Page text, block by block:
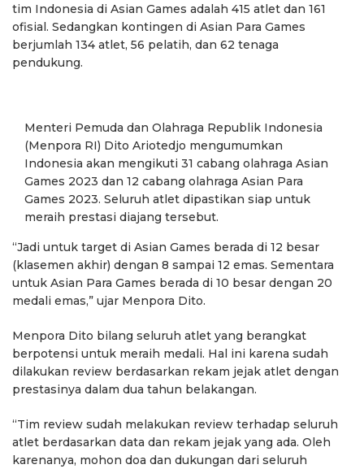
tim Indonesia di Asian Games adalah 415 atlet dan 161
ofisial. Sedangkan kontingen di Asian Para Games
berjumlah 134 atlet, 56 pelatih, dan 62 tenaga
pendukung.
Menteri Pemuda dan Olahraga Republik Indonesia
(Menpora RI) Dito Ariotedjo mengumumkan
Indonesia akan mengikuti 31 cabang olahraga Asian
Games 2023 dan 12 cabang olahraga Asian Para
Games 2023. Seluruh atlet dipastikan siap untuk
meraih prestasi diajang tersebut.
“Jadi untuk target di Asian Games berada di 12 besar
(klasemen akhir) dengan 8 sampai 12 emas. Sementara
untuk Asian Para Games berada di 10 besar dengan 20
medali emas,” ujar Menpora Dito.
Menpora Dito bilang seluruh atlet yang berangkat
berpotensi untuk meraih medali. Hal ini karena sudah
dilakukan review berdasarkan rekam jejak atlet dengan
prestasinya dalam dua tahun belakangan.
“Tim review sudah melakukan review terhadap seluruh
atlet berdasarkan data dan rekam jejak yang ada. Oleh
karenanya, mohon doa dan dukungan dari seluruh